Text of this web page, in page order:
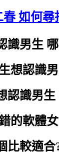
如何
識男生
想認識
認識男
的軟體
比較適合